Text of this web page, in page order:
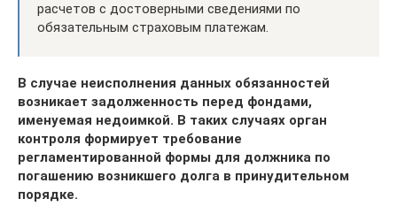
расчетов с достоверными сведениями по
обязательным страховым платежам.
В случае неисполнения данных обязанностей
возникает задолженность перед фондами,
именуемая недоимкой. В таких случаях орган
контроля формирует требование
регламентированной формы для должника по
погашению возникшего долга в принудительном
порядке.